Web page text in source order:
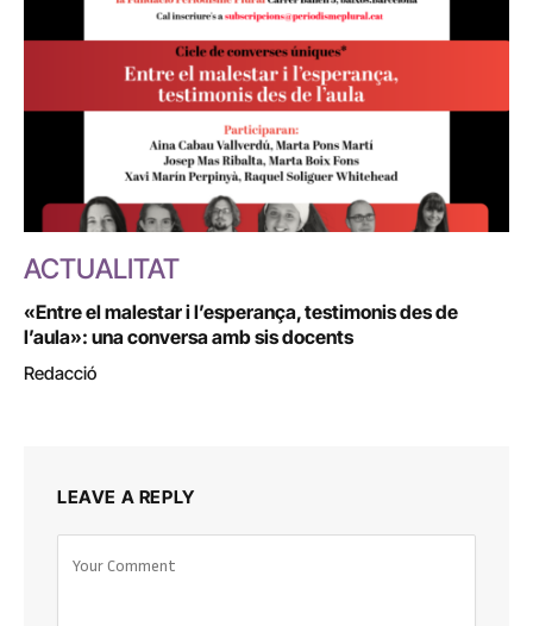
ACTUALITAT
«Entre el malestar i l’esperança, testimonis des de
l’aula»: una conversa amb sis docents
Redacció
LEAVE A REPLY